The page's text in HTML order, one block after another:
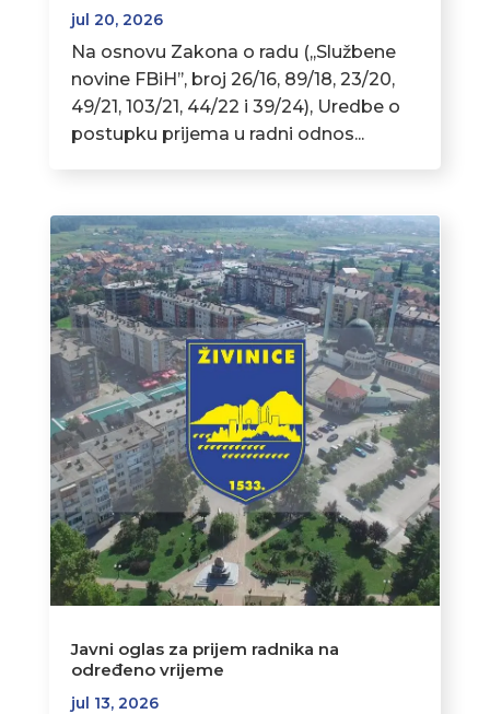
jul 20, 2026
Na osnovu Zakona o radu (,,Službene
novine FBiH’’, broj 26/16, 89/18, 23/20,
49/21, 103/21, 44/22 i 39/24), Uredbe o
postupku prijema u radni odnos...
Javni oglas za prijem radnika na
određeno vrijeme
jul 13, 2026